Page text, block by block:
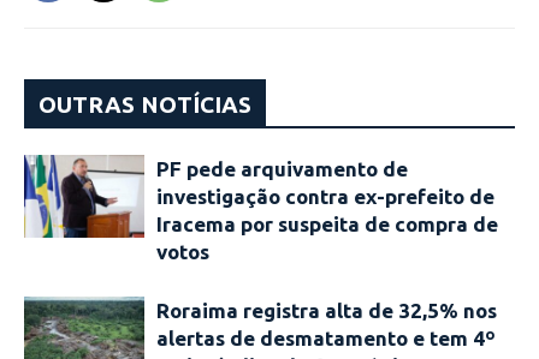
OUTRAS NOTÍCIAS
PF pede arquivamento de
investigação contra ex-prefeito de
Iracema por suspeita de compra de
votos
Roraima registra alta de 32,5% nos
alertas de desmatamento e tem 4º